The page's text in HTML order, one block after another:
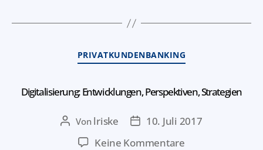
PRIVATKUNDENBANKING
Digitalisierung: Entwicklungen, Perspektiven, Strategien
Von lriske
10. Juli 2017
Keine Kommentare